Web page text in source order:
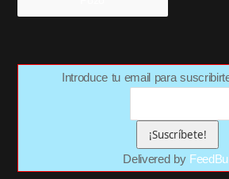
Introduce tu email para
Delivered by